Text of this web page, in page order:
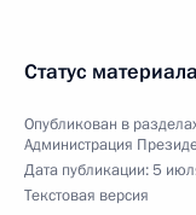
Статус материала
Опубликован в
Администрация
Дата публикации:5
Текстовая версия